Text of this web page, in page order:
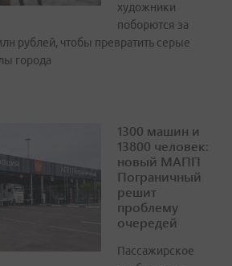
художники
поборются за
рублей, чтобы превратить серые
города
1300 машин и
13800 человек:
новый МАПП
Пограничный
решит
проблему
очередей
Пассажирское